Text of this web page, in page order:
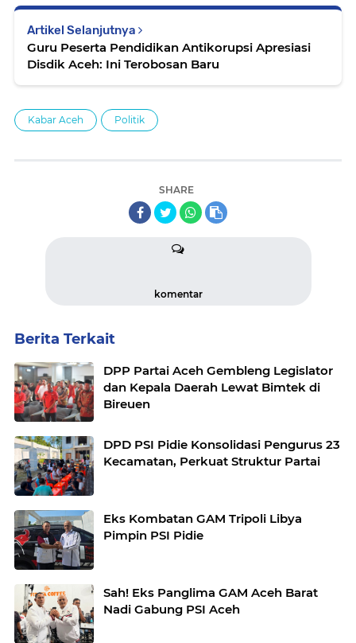
Artikel Selanjutnya
Guru Peserta Pendidikan Antikorupsi Apresiasi
Disdik Aceh: Ini Terobosan Baru
Kabar Aceh Politik
SHARE
komentar
Berita Terkait
DPP Partai Aceh Gembleng Legislator
dan Kepala Daerah Lewat Bimtek di
Bireuen
DPD PSI Pidie Konsolidasi Pengurus 23
Kecamatan, Perkuat Struktur Partai
Eks Kombatan GAM Tripoli Libya
Pimpin PSI Pidie
Sah! Eks Panglima GAM Aceh Barat
Nadi Gabung PSI Aceh